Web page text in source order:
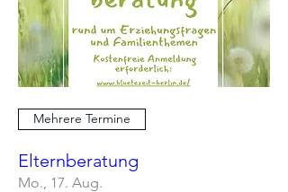
Mehrere Termine
Elternberatung
Mo., 17. Aug.